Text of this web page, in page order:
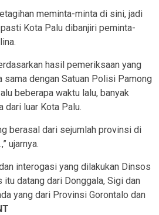
meminta-minta di sini, jadi
Kota Palu dibanjiri peminta-
hasil pemeriksaan yang
sama dengan Satuan Polisi Pamong
beberapa waktu lalu, banyak
dari luar Kota Palu.
berasal dari sejumlah provinsi di
ujarnya.
interogasi yang dilakukan Dinsos
itu datang dari Donggala, Sigi dan
yang dari Provinsi Gorontalo dan